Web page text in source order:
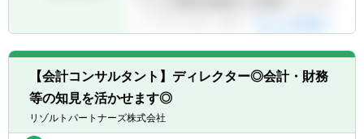
手を挙げれば投資業務やマネジメントキャリ
アにも挑戦できるなど、アドバイザーの域を
超えた更なるキャリアアップも可能◎
■業界トップクラスの業務の幅広さ
【会計コンサルタント】ディレクター◎会計・財務
等の知見を活かせます◎
リゾルトパートナーズ株式会社